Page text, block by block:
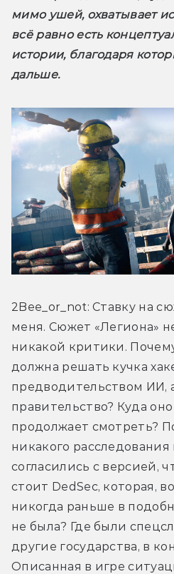
мимо ушей, охватывает
всё равно есть
истории, благодаря
дальше.
2Bee_or_not: Ставку на
меня. Сюжет «Легиона»
никакой критики.
должна решать кучка
предводительством ИИ,
правительство? Куда
продолжает смотреть?
никакого расследования
согласились с версией,
стоит DedSec, которая,
никогда раньше в
не была? Где были
другие государства, в
Описанная в игре